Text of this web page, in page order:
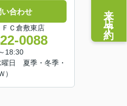
合わせ
Ｃ倉敷東店
0088
18:30
曜日 夏季・冬季・
）
来店予約